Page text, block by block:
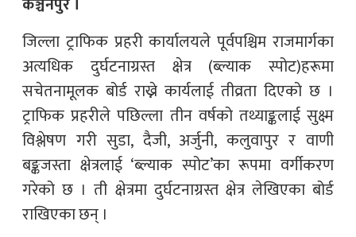
जिल्ला ट्राफिक प्रहरी कार्यालयले पूर्वपश्चिम राजमार्गका
अत्यधिक दुर्घटनाग्रस्त क्षेत्र (ब्ल्याक स्पोट)हरूमा
सचेतनामूलक बोर्ड राख्ने कार्यलाई तीव्रता दिएको छ ।
ट्राफिक प्रहरीले पछिल्ला तीन वर्षको तथ्याङ्कलाई सुक्ष्म
विश्लेषण गरी सुडा, दैजी, अर्जुनी, कलुवापुर र वाणी
बङ्कजस्ता क्षेत्रलाई ‘ब्ल्याक स्पोट’का रूपमा वर्गीकरण
गरेको छ । ती क्षेत्रमा दुर्घटनाग्रस्त क्षेत्र लेखिएका बोर्ड
राखिएका छन् ।